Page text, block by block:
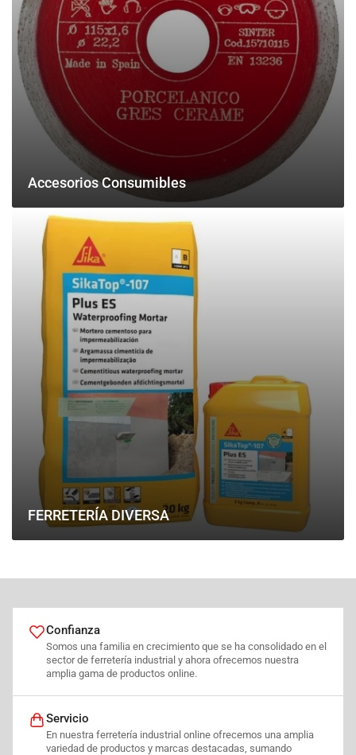
Accesorios Consumibles
FERRETERÍA
DIVERSA
FERRETERÍA DIVERSA
Confianza
Somos una familia en crecimiento que se ha consolidado en el
sector de ferretería industrial y ahora ofrecemos nuestra
amplia gama de productos online.
Servicio
En nuestra ferretería industrial online ofrecemos una amplia
variedad de productos y marcas destacadas, sumando